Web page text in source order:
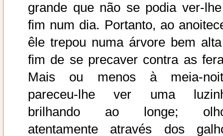
grande que não se podia ver-
fim num dia. Portanto, ao
êle trepou numa árvore bem
fim de se precaver contra as
Mais ou menos à meia-
pareceu-lhe ver uma
brilhando ao longe;
atentamente através dos